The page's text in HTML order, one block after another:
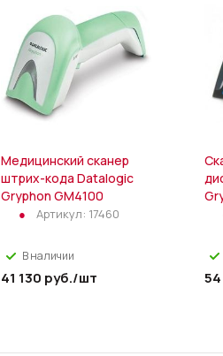
Медицинский сканер
штрих-кода Datalogic
Gryphon GM4100
Артикул: 17460
В наличии
41 130 руб./шт